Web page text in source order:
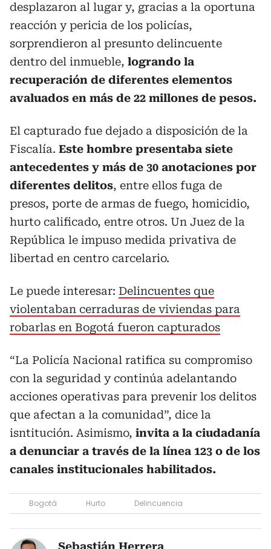
desplazaron al lugar y, gracias a la oportuna
reacción y pericia de los policías,
sorprendieron al presunto delincuente
dentro del inmueble, logrando la
recuperación de diferentes elementos
avaluados en más de 22 millones de pesos.
El capturado fue dejado a disposición de la
Fiscalía. Este hombre presentaba siete
antecedentes y más de 30 anotaciones por
diferentes delitos, entre ellos fuga de
presos, porte de armas de fuego, homicidio,
hurto calificado, entre otros. Un Juez de la
República le impuso medida privativa de
libertad en centro carcelario.
Le puede interesar: Delincuentes que
violentaban cerraduras de viviendas para
robarlas en Bogotá fueron capturados
“La Policía Nacional ratifica su compromiso
con la seguridad y continúa adelantando
acciones operativas para prevenir los delitos
que afectan a la comunidad”, dice la
isntitución. Asimismo, invita a la ciudadanía
a denunciar a través de la línea 123 o de los
canales institucionales habilitados.
Bogotá Hurto Delincuencia
Sebastián Herrera